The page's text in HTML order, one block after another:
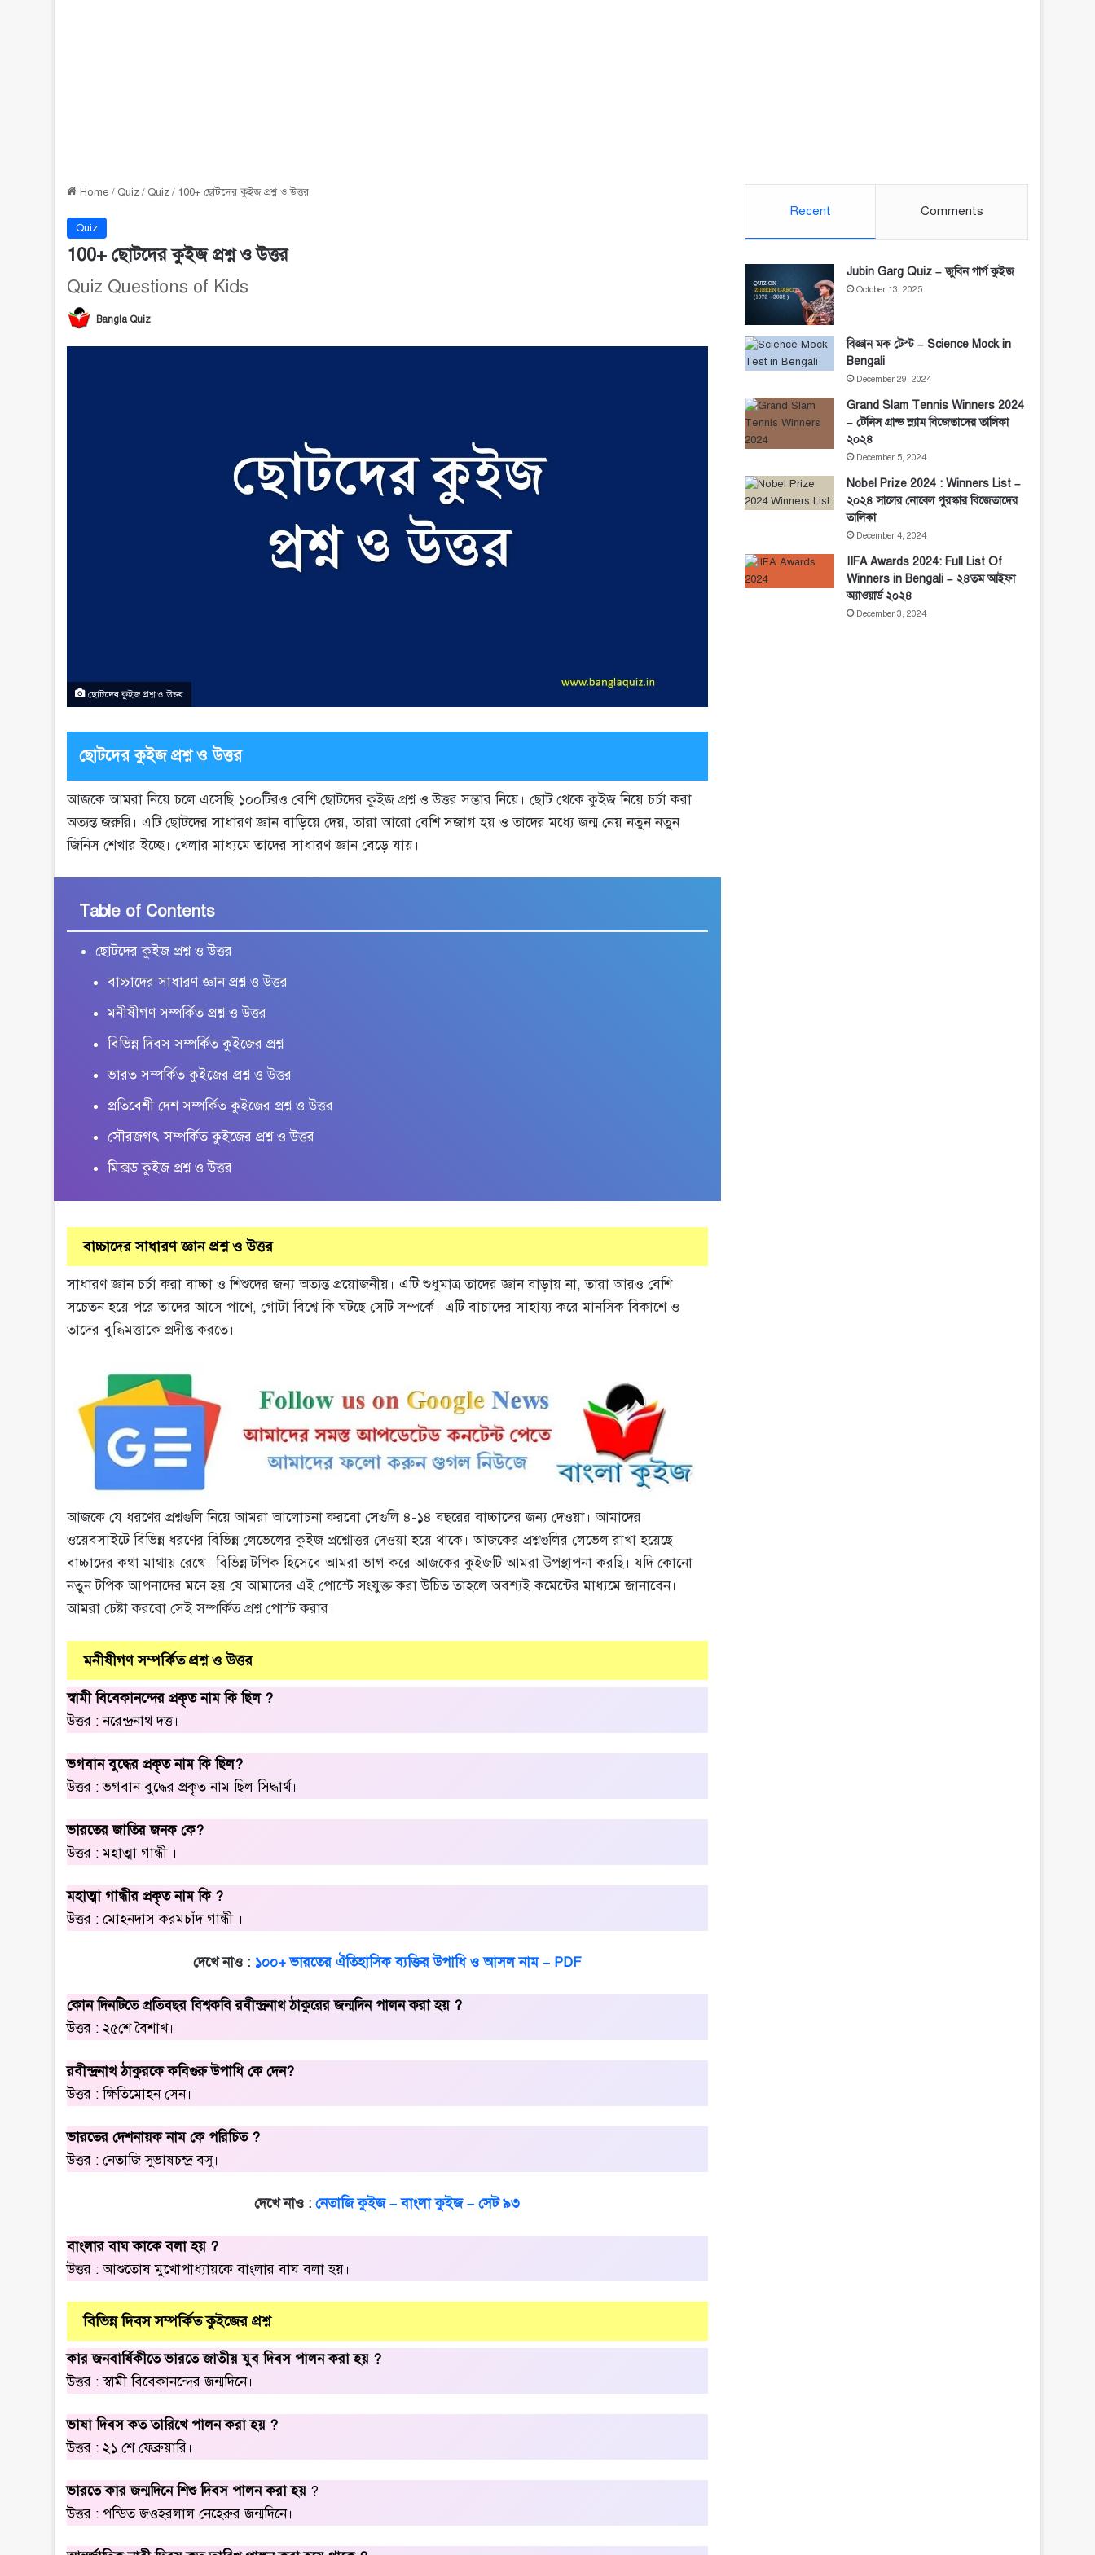
Home / Quiz / Quiz / 100+ ছোটদের কুইজ প্রশ্ন ও উত্তর
Quiz
100+ ছোটদের কুইজ প্রশ্ন ও উত্তর
Quiz Questions of Kids
Bangla Quiz
ছোটদের কুইজ প্রশ্ন ও উত্তর
ছোটদের কুইজ প্রশ্ন ও উত্তর
আজকে আমরা নিয়ে চলে এসেছি ১০০টিরও বেশি ছোটদের কুইজ প্রশ্ন ও উত্তর সম্ভার নিয়ে। ছোট থেকে কুইজ নিয়ে চর্চা করা
অত্যন্ত জরুরি। এটি ছোটদের সাধারণ জ্ঞান বাড়িয়ে দেয়, তারা আরো বেশি সজাগ হয় ও তাদের মধ্যে জন্ম নেয় নতুন নতুন
জিনিস শেখার ইচ্ছে। খেলার মাধ্যমে তাদের সাধারণ জ্ঞান বেড়ে যায়।
Table of Contents
ছোটদের কুইজ প্রশ্ন ও উত্তর
বাচ্চাদের সাধারণ জ্ঞান প্রশ্ন ও উত্তর
মনীষীগণ সম্পর্কিত প্রশ্ন ও উত্তর
বিভিন্ন দিবস সম্পর্কিত কুইজের প্রশ্ন
ভারত সম্পর্কিত কুইজের প্রশ্ন ও উত্তর
প্রতিবেশী দেশ সম্পর্কিত কুইজের প্রশ্ন ও উত্তর
সৌরজগৎ সম্পর্কিত কুইজের প্রশ্ন ও উত্তর
মিক্সড কুইজ প্রশ্ন ও উত্তর
বাচ্চাদের সাধারণ জ্ঞান প্রশ্ন ও উত্তর
সাধারণ জ্ঞান চর্চা করা বাচ্চা ও শিশুদের জন্য অত্যন্ত প্রয়োজনীয়। এটি শুধুমাত্র তাদের জ্ঞান বাড়ায় না, তারা আরও বেশি
সচেতন হয়ে পরে তাদের আসে পাশে, গোটা বিশ্বে কি ঘটছে সেটি সম্পর্কে। এটি বাচাদের সাহায্য করে মানসিক বিকাশে ও
তাদের বুদ্ধিমত্তাকে প্রদীপ্ত করতে।
আজকে যে ধরণের প্রশ্নগুলি নিয়ে আমরা আলোচনা করবো সেগুলি ৪-১৪ বছরের বাচ্চাদের জন্য দেওয়া। আমাদের
ওয়েবসাইটে বিভিন্ন ধরণের বিভিন্ন লেভেলের কুইজ প্রশ্নোত্তর দেওয়া হয়ে থাকে। আজকের প্রশ্নগুলির লেভেল রাখা হয়েছে
বাচ্চাদের কথা মাথায় রেখে। বিভিন্ন টপিক হিসেবে আমরা ভাগ করে আজকের কুইজটি আমরা উপস্থাপনা করছি। যদি কোনো
নতুন টপিক আপনাদের মনে হয় যে আমাদের এই পোস্টে সংযুক্ত করা উচিত তাহলে অবশ্যই কমেন্টের মাধ্যমে জানাবেন।
আমরা চেষ্টা করবো সেই সম্পর্কিত প্রশ্ন পোস্ট করার।
মনীষীগণ সম্পর্কিত প্রশ্ন ও উত্তর
স্বামী বিবেকানন্দের প্রকৃত নাম কি ছিল ?
উত্তর : নরেন্দ্রনাথ দত্ত।
ভগবান বুদ্ধের প্রকৃত নাম কি ছিল?
উত্তর : ভগবান বুদ্ধের প্রকৃত নাম ছিল সিদ্ধার্থ।
ভারতের জাতির জনক কে?
উত্তর : মহাত্মা গান্ধী ।
মহাত্মা গান্ধীর প্রকৃত নাম কি ?
উত্তর : মোহনদাস করমচাঁদ গান্ধী ।
দেখে নাও : ১০০+ ভারতের ঐতিহাসিক ব্যক্তির উপাধি ও আসল নাম – PDF
কোন দিনটিতে প্রতিবছর বিশ্বকবি রবীন্দ্রনাথ ঠাকুরের জন্মদিন পালন করা হয় ?
উত্তর : ২৫শে বৈশাখ।
রবীন্দ্রনাথ ঠাকুরকে কবিগুরু উপাধি কে দেন?
উত্তর : ক্ষিতিমোহন সেন।
ভারতের দেশনায়ক নাম কে পরিচিত ?
উত্তর : নেতাজি সুভাষচন্দ্র বসু।
দেখে নাও :নেতাজি কুইজ – বাংলা কুইজ – সেট ৯৩
বাংলার বাঘ কাকে বলা হয় ?
উত্তর : আশুতোষ মুখোপাধ্যায়কে বাংলার বাঘ বলা হয়।
বিভিন্ন দিবস সম্পর্কিত কুইজের প্রশ্ন
কার জনবার্ষিকীতে ভারতে জাতীয় যুব দিবস পালন করা হয় ?
উত্তর : স্বামী বিবেকানন্দের জন্মদিনে।
ভাষা দিবস কত তারিখে পালন করা হয় ?
উত্তর : ২১ শে ফেব্রুয়ারি।
ভারতে কার জন্মদিনে শিশু দিবস পালন করা হয় ?
উত্তর : পন্ডিত জওহরলাল নেহেরুর জন্মদিনে।
Recent Comments
Jubin Garg Quiz – জুবিন গার্গ কুইজ
October 13, 2025
বিজ্ঞান মক টেস্ট – Science Mock in
Bengali
December 29, 2024
Grand Slam Tennis Winners 2024
– টেনিস গ্রান্ড স্ল্যাম বিজেতাদের তালিকা
২০২৪
December 5, 2024
Nobel Prize 2024 : Winners List –
২০২৪ সালের নোবেল পুরস্কার বিজেতাদের
তালিকা
December 4, 2024
IIFA Awards 2024: Full List Of
Winners in Bengali – ২৪তম আইফা
অ্যাওয়ার্ড ২০২৪
December 3, 2024